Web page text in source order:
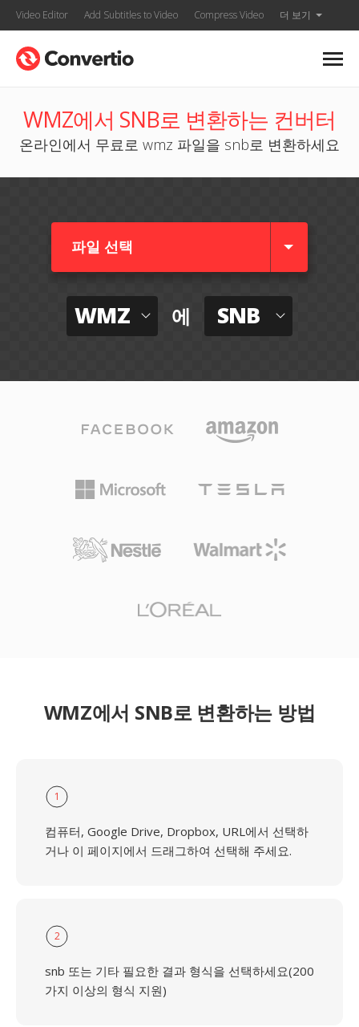
Video Editor Add Subtitles to Video Compress Video 더 보기
WMZ에서 SNB로 변환하는 컨버터
온라인에서 무료로 wmz 파일을 snb로 변환하세요
파일 선택
WMZ 에 SNB
WMZ에서 SNB로 변환하는 방법
1
컴퓨터, Google Drive, Dropbox, URL에서 선택하
거나 이 페이지에서 드래그하여 선택해 주세요.
2
snb 또는 기타 필요한 결과 형식을 선택하세요(200
가지 이상의 형식 지원)